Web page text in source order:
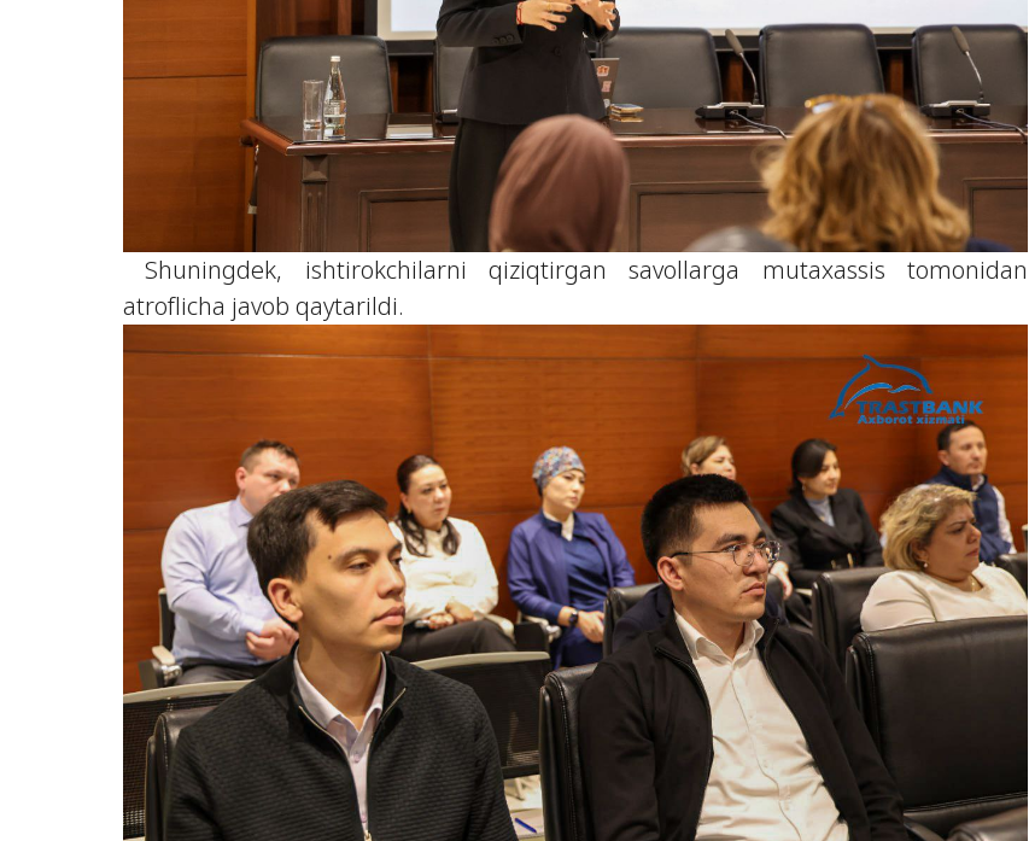
Shuningdek, ishtirokchilarni qiziqtirgan savollarga mutaxassis tomonidan
atroflicha javob qaytarildi.